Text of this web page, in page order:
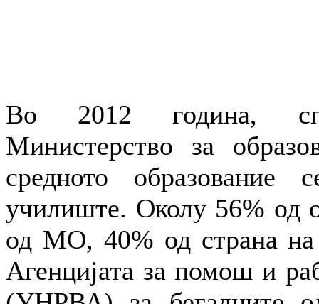
Во 2012 година,
Министерство за
средното
училиште. Околу 56% од
од МО, 40% од страна на
Агенцијата за помош и